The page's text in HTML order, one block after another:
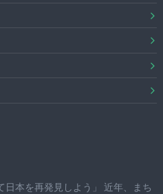
日本を再発見しよう」 近年、まち